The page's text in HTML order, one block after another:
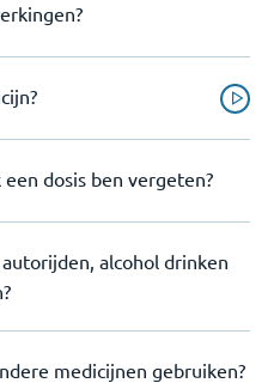
dosis ben vergeten?
alcohol drinken
medicijnen gebruiken?